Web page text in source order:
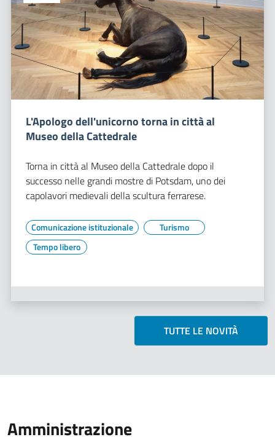
L'Apologo dell'unicorno torna in città al
Museo della Cattedrale
Torna in città al Museo della Cattedrale dopo il
successo nelle grandi mostre di Potsdam, uno dei
capolavori medievali della scultura ferrarese.
Comunicazione istituzionale
Turismo
Tempo libero
TUTTE LE NOVITÀ
Amministrazione